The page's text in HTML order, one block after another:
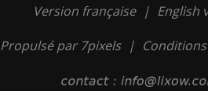
Version française | English
Propulsé par 7pixels |